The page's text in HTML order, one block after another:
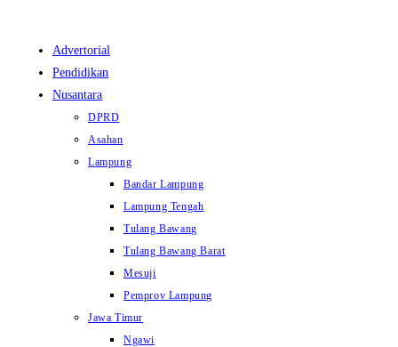
Advertorial
Pendidikan
Nusantara
DPRD
Asahan
Lampung
Bandar Lampung
Lampung Tengah
Tulang Bawang
Tulang Bawang Barat
Mesuji
Pemprov Lampung
Jawa Timur
Ngawi